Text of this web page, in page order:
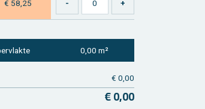
€ 58,25
0,00 m²
€ 0,00
€ 0,00